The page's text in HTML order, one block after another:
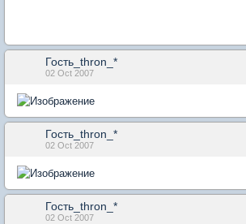
Гость_thron_*
02 Oct 2007
Гость_thron_*
02 Oct 2007
Гость_thron_*
02 Oct 2007